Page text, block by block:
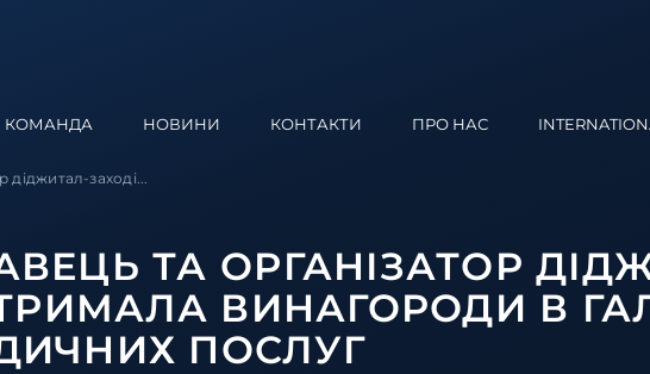
КОМАНДА НОВИНИ КОНТАКТИ ПРО НАС
діджитал-заході...
ТА ОРГАНІЗАТОР
ВИНАГОРОДИ В
ПОСЛУГ